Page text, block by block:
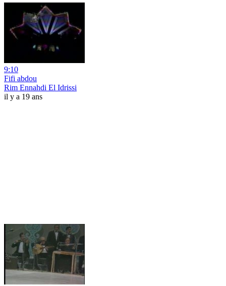
9:10
Fifi abdou
Rim Ennahdi El Idrissi
il y a 19 ans